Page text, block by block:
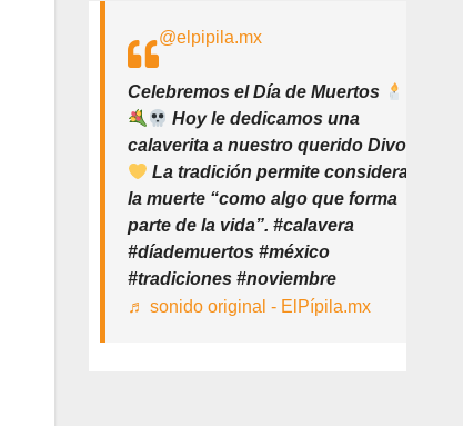
@elpipila.mx
Celebremos el Día de Muertos
Hoy le dedicamos una
calaverita a nuestro querido Divo
La tradición permite considerar
la muerte “como algo que forma
parte de la vida”. #calavera
#díademuertos #méxico
#tradiciones #noviembre
♬ sonido original - ElPípila.mx